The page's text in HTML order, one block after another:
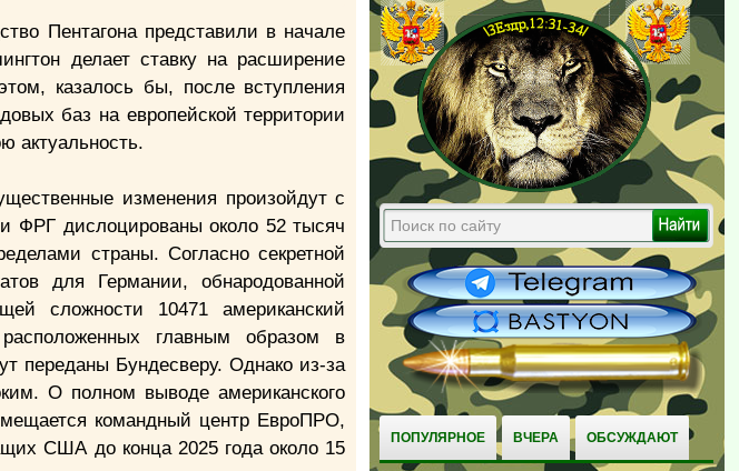
ПОПУЛЯРНОЕ ВЧЕРА ОБСУЖДАЮТ
Пентагона представили в начале
делает ставку на расширение
казалось бы, после вступления
баз на европейской территории
актуальность.
изменения произойдут с
ФРГ дислоцированы около 52 тысяч
страны. Согласно секретной
для Германии, обнародованной
сложности 10471 американский
главным образом в
переданы Бундесверу. Однако из-за
О полном выводе американского
командный центр ЕвроПРО,
США до конца 2025 года около 15